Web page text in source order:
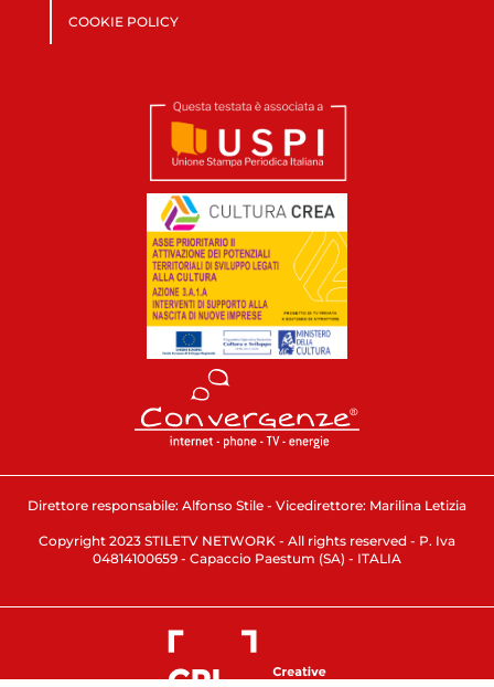
COOKIE POLICY
Direttore responsabile: Alfonso Stile - Vicedirettore: Marilina Letizia
Copyright 2023 STILETV NETWORK - All rights reserved - P. Iva
04814100659 - Capaccio Paestum (SA) - ITALIA